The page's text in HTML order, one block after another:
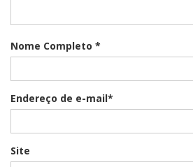
Nome Completo *
Endereço de e-mail*
Site